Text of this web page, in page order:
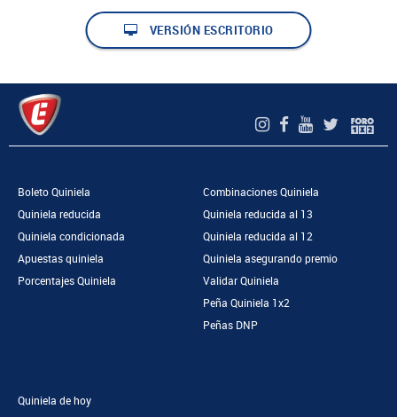
VERSIÓN ESCRITORIO
Boleto Quiniela
Quiniela reducida
Quiniela condicionada
Apuestas quiniela
Porcentajes Quiniela
Combinaciones Quiniela
Quiniela reducida al 13
Quiniela reducida al 12
Quiniela asegurando premio
Validar Quiniela
Peña Quiniela 1x2
Peñas DNP
Quiniela de hoy